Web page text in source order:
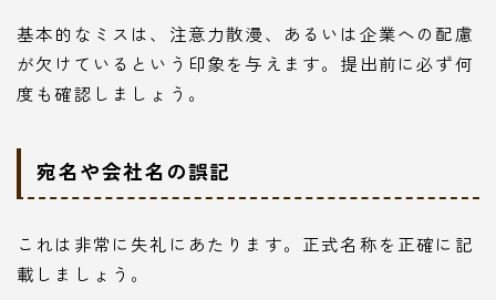
基本的なミスは、注意力散漫、あるいは企業への配慮
が欠けているという印象を与えます。提出前に必ず何
度も確認しましょう。
宛名や会社名の誤記
これは非常に失礼にあたります。正式名称を正確に記
載しましょう。